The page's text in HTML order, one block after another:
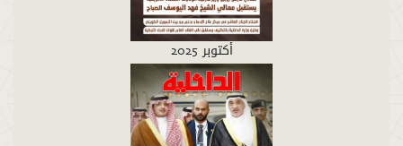
أكتوبر 2025